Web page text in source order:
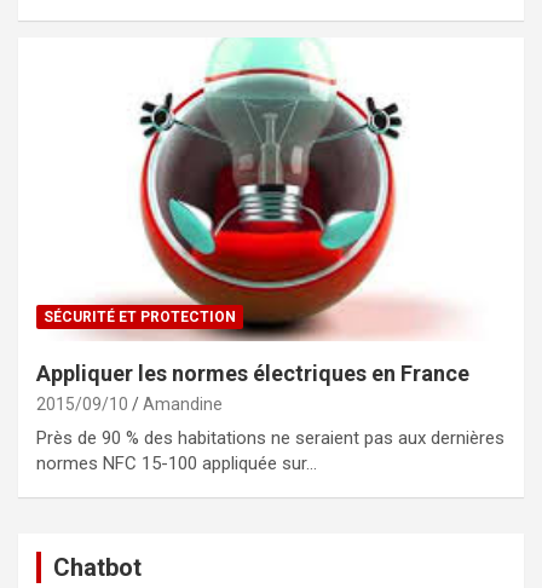
SÉCURITÉ ET PROTECTION
Appliquer les normes électriques en France
2015/09/10 Amandine
Près de 90 % des habitations ne seraient pas aux dernières
normes NFC 15-100 appliquée sur…
Chatbot